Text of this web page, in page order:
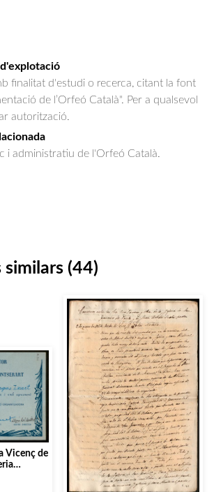
finalitat d'estudi o recerca, citant la font
de l’Orfeó Català". Per a qualsevol
autorització.
i administratiu de l'Orfeó Català.
similars (44)
Vicenç de